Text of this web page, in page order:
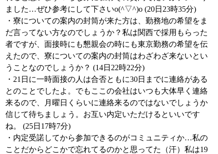
ました…ぜひ参考にして下さいo(^▽^)o (20日23時35分)
・寮についての案内の封筒が来た方は、勤務地の希望をま
だ言ってない方なのでしょうか？私は関西で採用もらった
者ですが、面接時にも懇親会の時にも東京勤務の希望を伝
えたので、寮についての案内の封筒はわざわざ来ないとい
うことなのでしょうか？ (14日22時22分)
・21日に一時面接の人は合否ともに30日までに連絡がある
とのことでしたよ。でもここの会社はいつも大体早く連絡
来るので、月曜日くらいに連絡来るのではないでしょうか
信じて待ちましょう。お互い内定いただけるといいです
ね。 (25日17時7分)
・内定受諾してから参加できるのがコミュニティか…私の
ことだからどこかで忘れてるのかと思ってた（汗）私は19